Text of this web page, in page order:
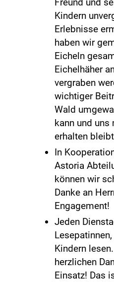
Kindern
Erlebnisse
haben wir
Eicheln
Eichelhäher
vergraben
wichtiger
Wald
kann und uns
erhalten
In
Astoria
können wir
Danke an
Engagement!
Jeden
Kindern
herzlichen
Einsatz! Das